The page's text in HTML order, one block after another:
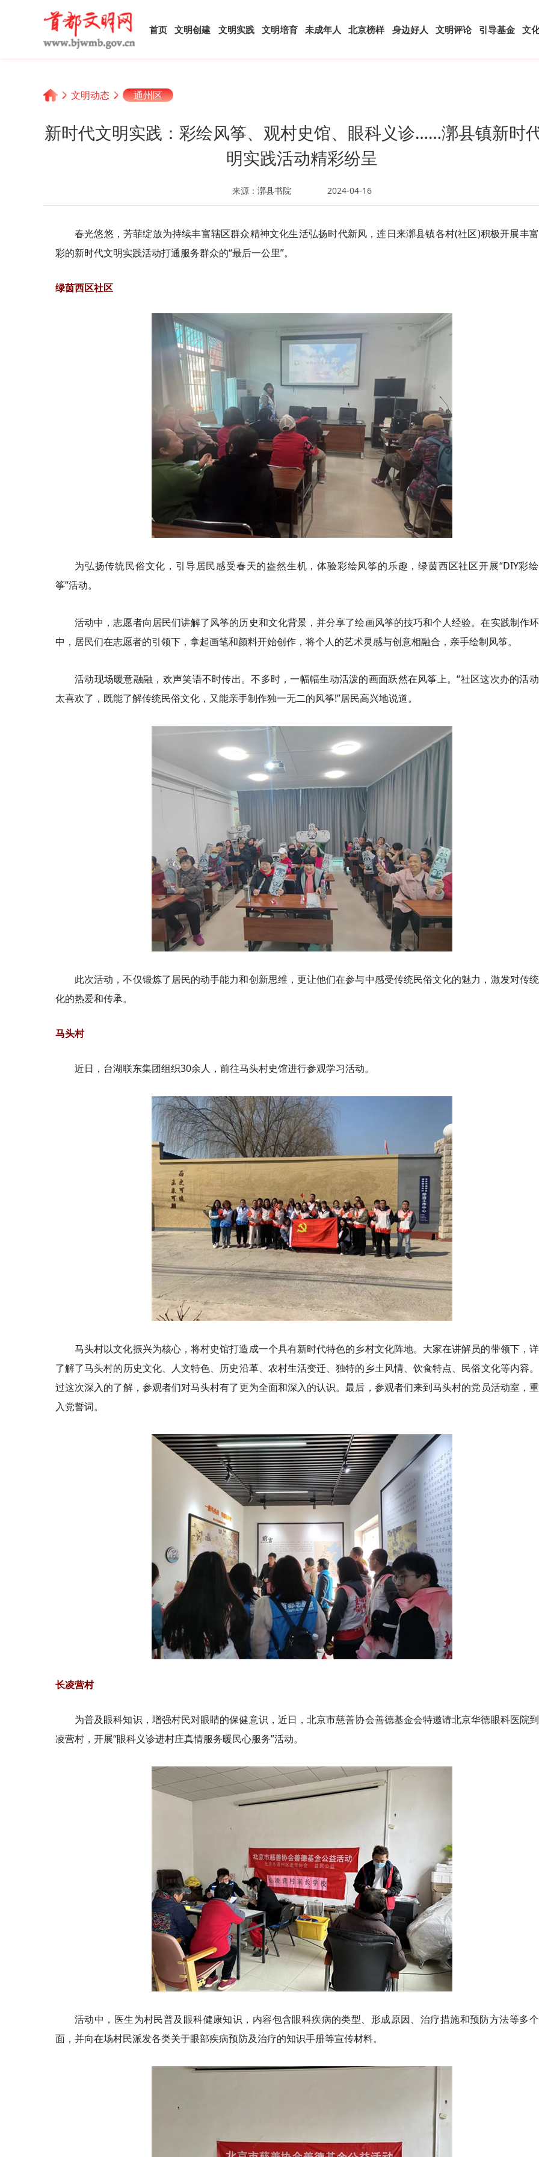
首页 文明创建 文明实践 文明培育 未成年人 北京榜样 身边好人 文明评论 引导基金 文
文明动态 通州区
新时代文明实践：彩绘风筝、观村史馆、眼科义诊……漷县镇新时
明实践活动精彩纷呈
来源： 漷县书院 2024-04-16
春光悠悠，芳菲绽放为持续丰富辖区群众精神文化生活弘扬时代新风，连日来漷县镇各村(社区)积极开展丰
彩的新时代文明实践活动打通服务群众的“最后一公里”。
绿茵西区社区
为弘扬传统民俗文化，引导居民感受春天的盎然生机，体验彩绘风筝的乐趣，绿茵西区社区开展“DIY彩
筝”活动。
活动中，志愿者向居民们讲解了风筝的历史和文化背景，并分享了绘画风筝的技巧和个人经验。在实践制作
中，居民们在志愿者的引领下，拿起画笔和颜料开始创作，将个人的艺术灵感与创意相融合，亲手绘制风筝。
活动现场暖意融融，欢声笑语不时传出。不多时，一幅幅生动活泼的画面跃然在风筝上。“社区这次办的活
太喜欢了，既能了解传统民俗文化，又能亲手制作独一无二的风筝!”居民高兴地说道。
此次活动，不仅锻炼了居民的动手能力和创新思维，更让他们在参与中感受传统民俗文化的魅力，激发对传
化的热爱和传承。
马头村
近日，台湖联东集团组织30余人，前往马头村史馆进行参观学习活动。
马头村以文化振兴为核心，将村史馆打造成一个具有新时代特色的乡村文化阵地。大家在讲解员的带领下，
了解了马头村的历史文化、人文特色、历史沿革、农村生活变迁、独特的乡土风情、饮食特点、民俗文化等内容
过这次深入的了解，参观者们对马头村有了更为全面和深入的认识。最后，参观者们来到马头村的党员活动室，
入党誓词。
长凌营村
为普及眼科知识，增强村民对眼睛的保健意识，近日，北京市慈善协会善德基金会特邀请北京华德眼科医院
凌营村，开展“眼科义诊进村庄真情服务暖民心服务”活动。
活动中，医生为村民普及眼科健康知识，内容包含眼科疾病的类型、形成原因、治疗措施和预防方法等多
面，并向在场村民派发各类关于眼部疾病预防及治疗的知识手册等宣传材料。